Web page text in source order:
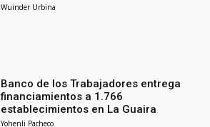
Wuinder Urbina
Banco de los Trabajadores entrega
financiamientos a 1.766
establecimientos en La Guaira
Yohenli Pacheco